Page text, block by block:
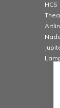
HCS
Thea